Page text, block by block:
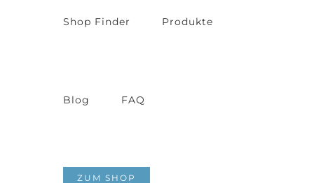
Shop Finder Produkte
Blog FAQ
ZUM SHOP